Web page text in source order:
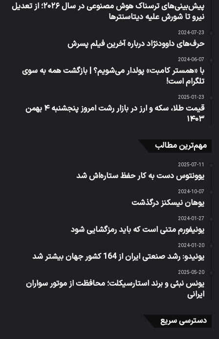
پیش‌بینی‌های ترسناک هوش مصنوعی در سال ۲۰۲۶؛ از تعدیل
نیرو تا شورش علیه دیتاسنترها
2024-07-23
حرف‌های داوودنژاد درباره آخرین فیلم پسرش
2024-06-07
با «همستر کامبت» پولدار می‌شویم؟ | بازگشت همه به سوی
تلگرام است!
2025-01-23
قیمت طلا، سکه و ارز در بازار رشت امروز پنجشنبه ۴ بهمن
۱۴۰۳
مهم‌ترین مطالب
2025-07-11
یوونتوس دست به کار حفظ ستاره‌اش شد
2024-10-07
یوهان نیسکنز درگذشت
2024-01-27
یونیفورم متنی است که باید رمزگشایی شود
2024-01-20
یونیدو: رشد صنعتی ایران از 164 کشور جهان بیشتر شد
2025-05-20
یونس نبئی و برند استارسیکلت؛ محافظت از موتور سواران
ایرانی
دسترسی سریع